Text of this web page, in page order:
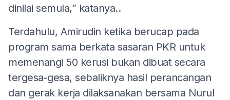
dinilai semula,” katanya..
Terdahulu, Amirudin ketika berucap pada
program sama berkata sasaran PKR untuk
memenangi 50 kerusi bukan dibuat secara
tergesa-gesa, sebaliknya hasil perancangan
dan gerak kerja dilaksanakan bersama Nurul